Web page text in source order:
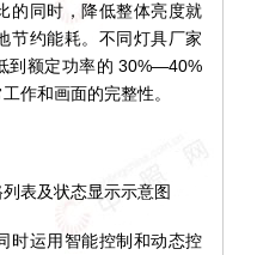
的同时，降低整体亮度就
节约能耗。不同灯具厂家
到额定功率的 30%—40%
作和画面的完整性。
表及状态显示示意图
运用智能控制和动态控